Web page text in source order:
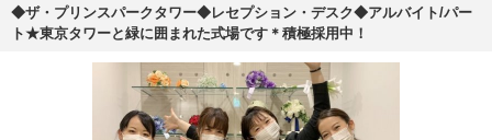
◆ザ・プリンスパークタワー◆レセプション・デスク◆アルバイト/パー
ト★東京タワーと緑に囲まれた式場です＊積極採用中！